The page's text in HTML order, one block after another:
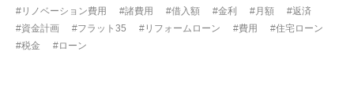
#リノベーション費用
#諸費用 #借入額 #金利 #月額
#返済
#資金計画
#フラット35 #リフォームローン #費用
#住宅ローン
#税金
#ローン